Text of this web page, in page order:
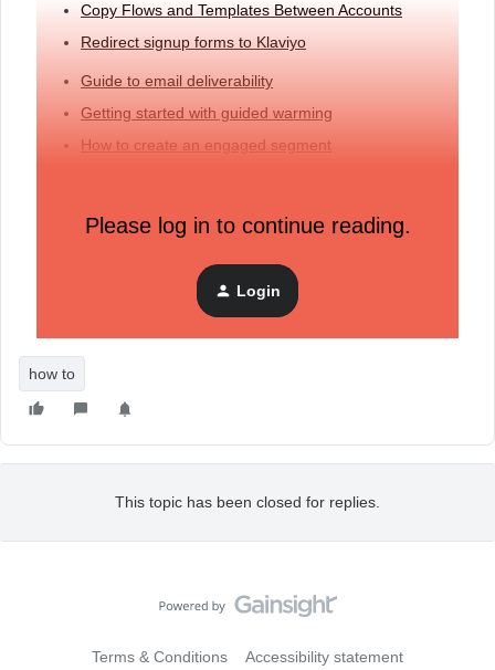
Copy Flows and Templates Between Accounts
Redirect signup forms to Klaviyo
Guide to email deliverability
Getting started with guided warming
How to create an engaged segment
Avez-vous envie d’aller plus loin ? Obtenez la “Klaviyo
ractitioner Certification” ici!
Qu’avez-vous aimé dans la session? Qu’avez-vous construit
en premier dans votre compte Klaviyo? Dites-nous en
commentaire ci-dessous!
Please log in to continue reading.
Login
how to
This topic has been closed for replies.
Terms & Conditions Accessibility statement